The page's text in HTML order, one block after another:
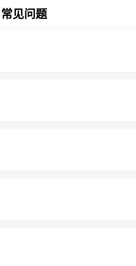
常见问题